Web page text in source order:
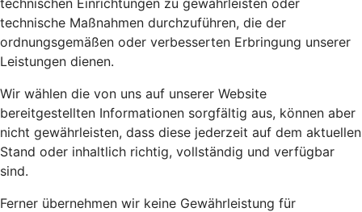
technischen Einrichtungen zu gewährleisten oder
technische Maßnahmen durchzuführen, die der
ordnungsgemäßen oder verbesserten Erbringung unserer
Leistungen dienen.
Wir wählen die von uns auf unserer Website
bereitgestellten Informationen sorgfältig aus, können aber
nicht gewährleisten, dass diese jederzeit auf dem aktuellen
Stand oder inhaltlich richtig, vollständig und verfügbar
sind.
Ferner übernehmen wir keine Gewährleistung für